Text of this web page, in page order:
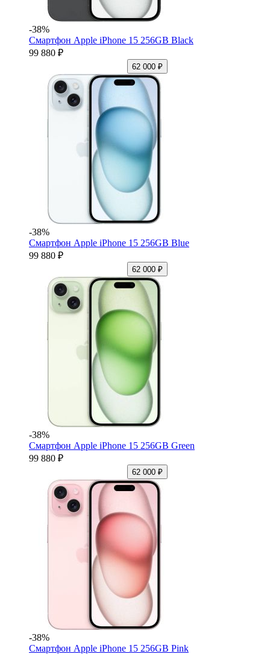
-38%
Смартфон Apple iPhone 15 256GB Black
99 880 ₽
62 000 ₽
-38%
Смартфон Apple iPhone 15 256GB Blue
99 880 ₽
62 000 ₽
-38%
Смартфон Apple iPhone 15 256GB Green
99 880 ₽
62 000 ₽
-38%
Смартфон Apple iPhone 15 256GB Pink